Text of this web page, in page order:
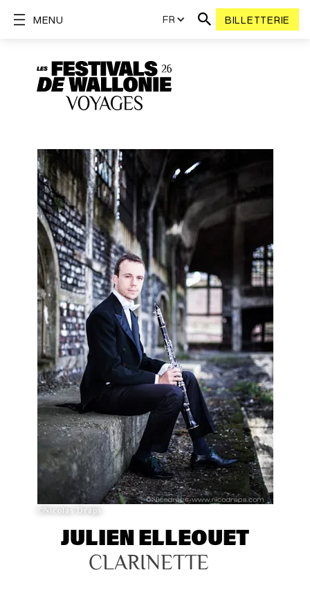
FR BILLETTERIE
MENU
©Nicolas Draps
JULIEN ELLEOUET
CLARINETTE